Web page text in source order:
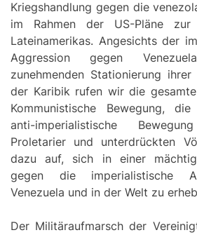
Kriegshandlung gegen die
im Rahmen der US-Pläne zur
Lateinamerikas. Angesichts der
Aggression gegen
zunehmenden Stationierung
der Karibik rufen wir die
Kommunistische Bewegung,
anti-imperialistische
Proletarier und unterdrückten
dazu auf, sich in einer
gegen die imperialistische
Venezuela und in der Welt zu
Der Militäraufmarsch der